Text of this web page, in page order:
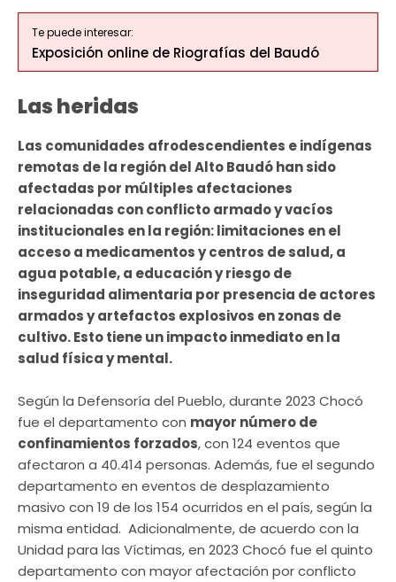
Te puede interesar:
Exposición online de Riografías del Baudó
Las heridas
Las comunidades afrodescendientes e indígenas
remotas de la región del Alto Baudó han sido
afectadas por múltiples afectaciones
relacionadas con conflicto armado y vacíos
institucionales en la región: limitaciones en el
acceso a medicamentos y centros de salud, a
agua potable, a educación y riesgo de
inseguridad alimentaria por presencia de actores
armados y artefactos explosivos en zonas de
cultivo. Esto tiene un impacto inmediato en la
salud física y mental.
Según la Defensoría del Pueblo, durante 2023 Chocó
fue el departamento con mayor número de
confinamientos forzados, con 124 eventos que
afectaron a 40.414 personas. Además, fue el segundo
departamento en eventos de desplazamiento
masivo con 19 de los 154 ocurridos en el país, según la
misma entidad. Adicionalmente, de acuerdo con la
Unidad para las Víctimas, en 2023 Chocó fue el quinto
departamento con mayor afectación por conflicto